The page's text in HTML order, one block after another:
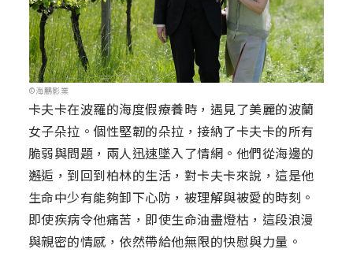
©海鵬影業
卡夫卡在波羅的海度假療養時，遇見了美麗的波蘭
女子朵拉。個性堅韌的朵拉，接納了卡夫卡的所有
脆弱與問題，兩人迅速墜入了情網。他們從海邊的
邂逅，到回到柏林的生活，對卡夫卡來說，這是他
生命中少有能夠卸下心防，被理解與被愛的時刻。
即使疾病令他痛苦，即使生命油盡燈枯，這段浪漫
與親密的情感，依然帶給他無限的快慰與力量。